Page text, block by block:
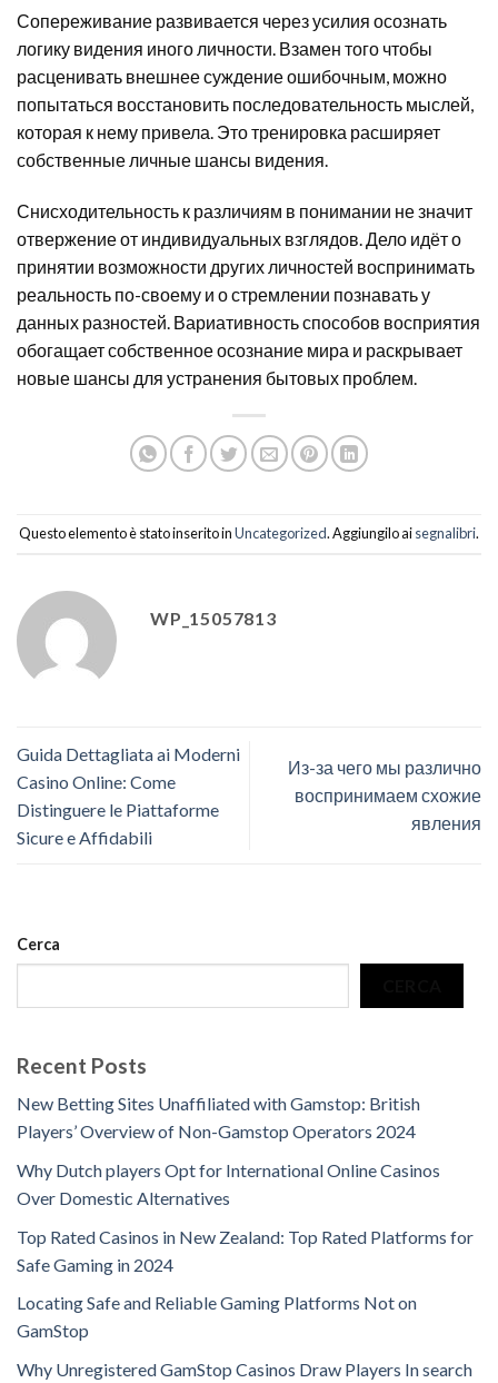
Сопереживание развивается через усилия осознать
логику видения иного личности. Взамен того чтобы
расценивать внешнее суждение ошибочным, можно
попытаться восстановить последовательность мыслей,
которая к нему привела. Это тренировка расширяет
собственные личные шансы видения.
Снисходительность к различиям в понимании не значит
отвержение от индивидуальных взглядов. Дело идёт о
принятии возможности других личностей воспринимать
реальность по-своему и о стремлении познавать у
данных разностей. Вариативность способов восприятия
обогащает собственное осознание мира и раскрывает
новые шансы для устранения бытовых проблем.
Questo elemento è stato inserito inUncategorized. Aggiungilo aisegnalibri.
WP_15057813
Guida Dettagliata ai Moderni
Casino Online: Come
Distinguere le Piattaforme
Sicure e Affidabili
Из-за чего мы различно
воспринимаем схожие
явления
Cerca
Recent Posts
New Betting Sites Unaffiliated with Gamstop: British
Players’ Overview of Non-Gamstop Operators 2024
Why Dutch players Opt for International Online Casinos
Over Domestic Alternatives
Top Rated Casinos in New Zealand: Top Rated Platforms for
Safe Gaming in 2024
Locating Safe and Reliable Gaming Platforms Not on
GamStop
Why Unregistered GamStop Casinos Draw Players In search